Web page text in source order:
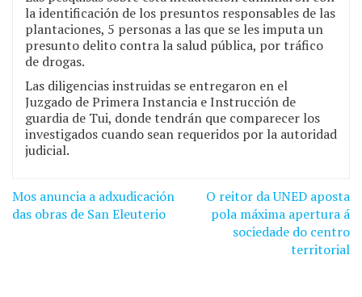
la identificación de los presuntos responsables de las
plantaciones, 5 personas a las que se les imputa un
presunto delito contra la salud pública, por tráfico
de drogas.
Las diligencias instruidas se entregaron en el
Juzgado de Primera Instancia e Instrucción de
guardia de Tui, donde tendrán que comparecer los
investigados cuando sean requeridos por la autoridad
judicial.
Navegación
Mos anuncia a adxudicación
das obras de San Eleuterio
O reitor da UNED aposta
pola máxima apertura á
sociedade do centro
territorial